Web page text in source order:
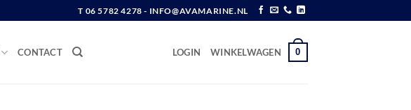
T 06 5782 4278 - INFO@AVAMARINE.NL
CONTACT LOGIN WINKELWAGEN 0